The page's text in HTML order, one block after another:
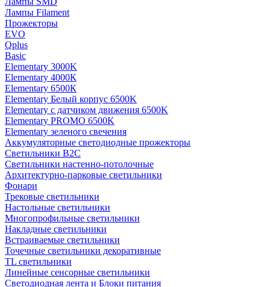
Лампы Filament
Прожекторы
EVO
Qplus
Basic
Elementary 3000K
Elementary 4000К
Elementary 6500К
Elementary Белый корпус 6500K
Elementary с датчиком движения 6500K
Elementary PROMO 6500K
Elementary зеленого свечения
Аккумуляторные светодиодные прожекторы
Светильники B2C
Светильники настенно-потолочные
Архитектурно-парковые светильники
Фонари
Трековые светильники
Настольные светильники
Многопрофильные светильники
Накладные светильники
Встраиваемые светильники
Точечные светильники декоративные
TL светильники
Линейные сенсорные светильники
Светодиодная лента и Блоки питания